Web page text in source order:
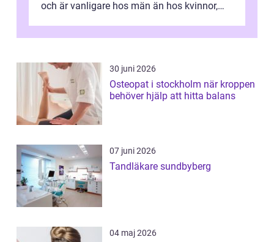
och är vanligare hos män än hos kvinnor,
förändringarna u...
30 juni 2026
Osteopat i stockholm när kroppen
behöver hjälp att hitta balans
07 juni 2026
Tandläkare sundbyberg
04 maj 2026